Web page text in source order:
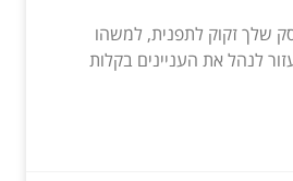
שלך זקוק לתפנית, למשהו
לנהל את העניינים בקלות